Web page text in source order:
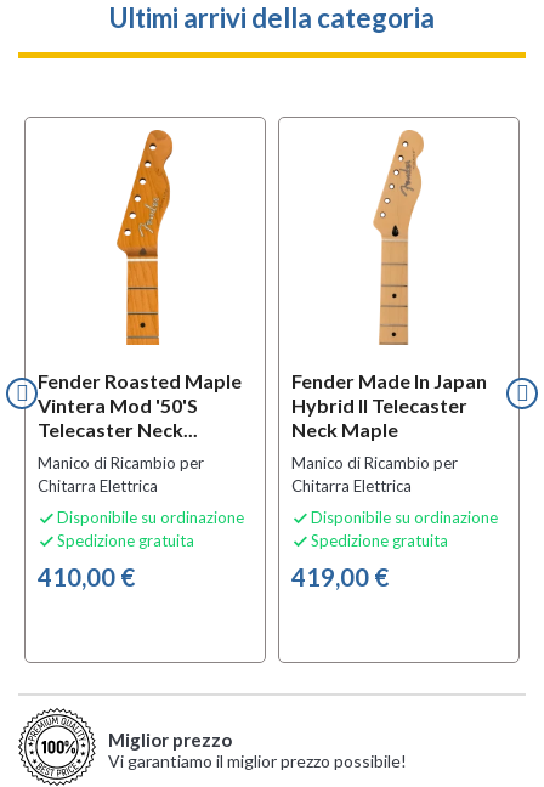
Ultimi arrivi della categoria
Fender Roasted Maple
Vintera Mod '50's
Telecaster Neck...
Manico di Ricambio per
Chitarra Elettrica
 Disponibile su ordinazione
 Spedizione gratuita
410,00 €
Fender Made In Japan
Hybrid II Telecaster
Neck Maple
Manico di Ricambio per
Chitarra Elettrica
 Disponibile su ordinazione
 Spedizione gratuita
419,00 €
Miglior prezzo
Vi garantiamo il miglior prezzo possibile!